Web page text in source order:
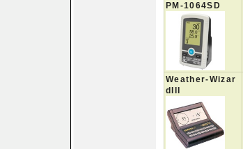
PM-1064SD
Weather-Wizar
dIII